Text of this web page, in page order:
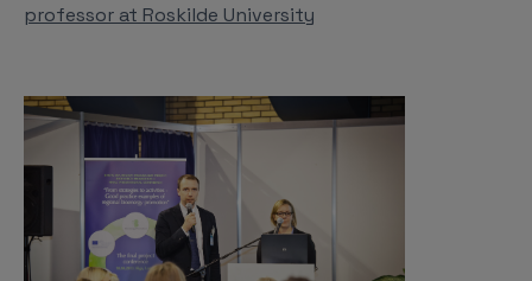
professor at Roskilde University